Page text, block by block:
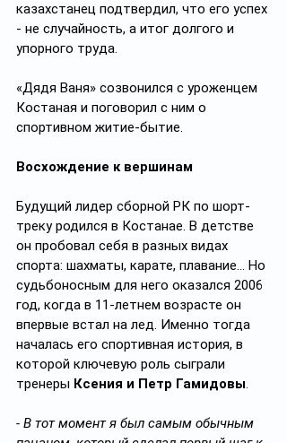
казахстанец подтвердил, что его успех
- не случайность, а итог долгого и
упорного труда.
«Дядя Ваня» созвонился с уроженцем
Костаная и поговорил с ним о
спортивном житие-бытие.
Восхождение к вершинам
Будущий лидер сборной РК по шорт-
треку родился в Костанае. В детстве
он пробовал себя в разных видах
спорта: шахматы, карате, плавание… Но
судьбоносным для него оказался 2006
год, когда в 11-летнем возрасте он
впервые встал на лед. Именно тогда
началась его спортивная история, в
которой ключевую роль сыграли
тренеры Ксения и Петр Гамидовы.
- В тот момент я был самым обычным